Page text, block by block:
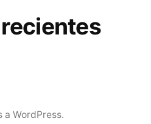
a WordPress.